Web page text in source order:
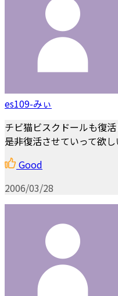
es109-みぃ
チビ猫ビスクドールも復
是非復活させていって欲し
Good
2006/03/28